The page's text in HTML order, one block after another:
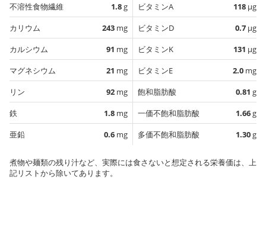
不溶性食物繊維
1.8g
カリウム
243 mg
カルシウム
91 mg
マグネシウム
21 mg
リン
92 mg
鉄
1.8 mg
亜鉛
0.6 mg
ビタミンA
118 µg
ビタミンD
0.7 µg
ビタミンK
131 µg
ビタミンE
2.0 mg
飽和脂肪酸
0.81 g
一価不飽和脂肪酸
1.66g
多価不飽和脂肪酸
1.30g
煮物や麺類の残り汁など、実際には食さないと想定される栄養価は、上
記リストから除いてあります。